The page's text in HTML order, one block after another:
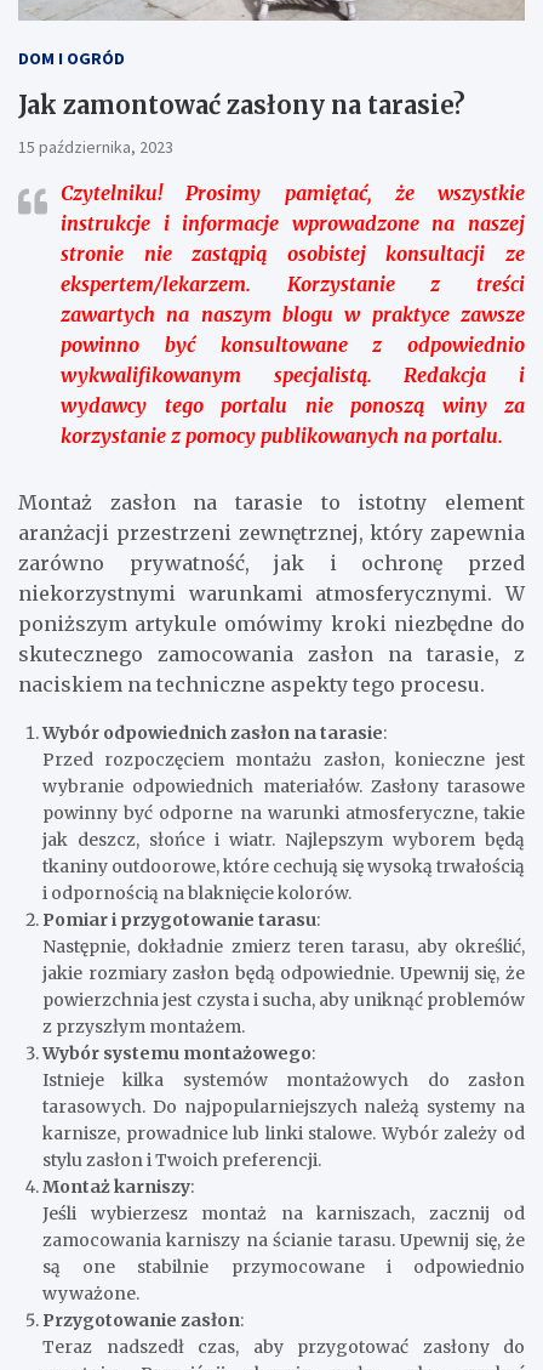
DOM I OGRÓD
Jak zamontować zasłony na tarasie?
15 października, 2023
Czytelniku!Prosimy pamiętać, że wszystkie
instrukcje i informacje wprowadzone na naszej
stronie nie zastąpią osobistej konsultacji ze
ekspertem/lekarzem. Korzystanie z treści
zawartych na naszym blogu w praktyce zawsze
powinno być konsultowane z odpowiednio
wykwalifikowanym specjalistą. Redakcja i
wydawcy tego portalu nie ponoszą winy za
korzystanie z pomocy publikowanych na portalu.
Montaż zasłon na tarasie to istotny element
aranżacji przestrzeni zewnętrznej, który zapewnia
zarówno prywatność, jak i ochronę przed
niekorzystnymi warunkami atmosferycznymi. W
poniższym artykule omówimy kroki niezbędne do
skutecznego zamocowania zasłon na tarasie, z
naciskiem na techniczne aspekty tego procesu.
Wybór odpowiednich zasłon na tarasie:
Przed rozpoczęciem montażu zasłon, konieczne jest
wybranie odpowiednich materiałów. Zasłony tarasowe
powinny być odporne na warunki atmosferyczne, takie
jak deszcz, słońce i wiatr. Najlepszym wyborem będą
tkaniny outdoorowe, które cechują się wysoką trwałością
i odpornością na blaknięcie kolorów.
Pomiar i przygotowanie tarasu:
Następnie, dokładnie zmierz teren tarasu, aby określić,
jakie rozmiary zasłon będą odpowiednie. Upewnij się, że
powierzchnia jest czysta i sucha, aby uniknąć problemów
z przyszłym montażem.
Wybór systemu montażowego:
Istnieje kilka systemów montażowych do zasłon
tarasowych. Do najpopularniejszych należą systemy na
karnisze, prowadnice lub linki stalowe. Wybór zależy od
stylu zasłon i Twoich preferencji.
Montaż karniszy:
Jeśli wybierzesz montaż na karniszach, zacznij od
zamocowania karniszy na ścianie tarasu. Upewnij się, że
są one stabilnie przymocowane i odpowiednio
wyważone.
Przygotowanie zasłon:
Teraz nadszedł czas, aby przygotować zasłony do